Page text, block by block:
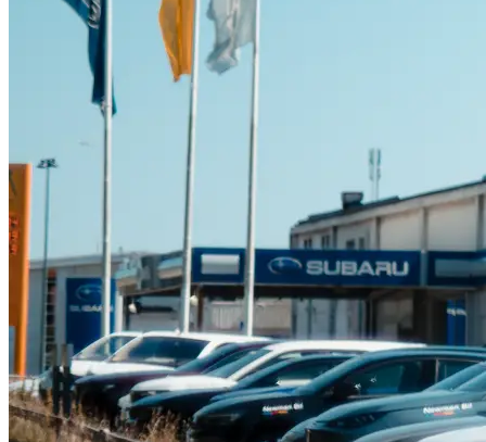
Suzuki
Tillbehör & reservdelar